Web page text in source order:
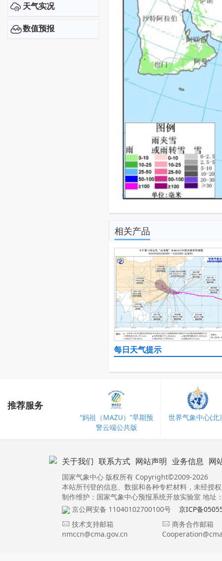
天气实况
数值预报
相关产品
每日天气提示
推荐服务
“妈祖（MAZU）”早期预
警云端公共版
世界气象中心(北
关于我们 联系方式 网站声明 业务信息 网
国家气象中心 版权所有 Copyright©2009-2026
本站所刊登的信息、数据和各种专栏材料，未经授
制作维护：国家气象中心预报系统开放实验室 地址
京公网安备 11040102700100号
京ICP备
技术支持邮箱
nmccn@cma.gov.cn
商务合作邮箱